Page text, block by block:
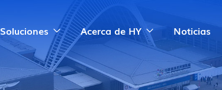
Soluciones Acerca de HY Noticias